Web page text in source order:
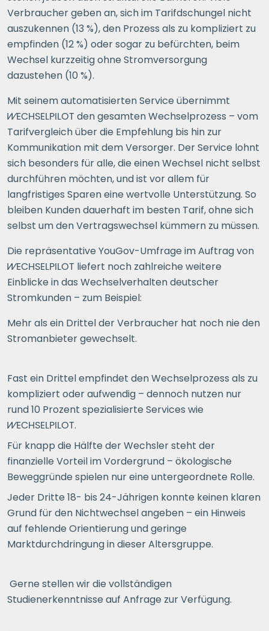
Verbraucher geben an, sich im Tarifdschungel nicht
auszukennen (13 %), den Prozess als zu kompliziert zu
empfinden (12 %) oder sogar zu befürchten, beim
Wechsel kurzzeitig ohne Stromversorgung
dazustehen (10 %).
Mit seinem automatisierten Service übernimmt
WECHSELPILOT den gesamten Wechselprozess – vom
Tarifvergleich über die Empfehlung bis hin zur
Kommunikation mit dem Versorger. Der Service lohnt
sich besonders für alle, die einen Wechsel nicht selbst
durchführen möchten, und ist vor allem für
langfristiges Sparen eine wertvolle Unterstützung. So
bleiben Kunden dauerhaft im besten Tarif, ohne sich
selbst um den Vertragswechsel kümmern zu müssen.
Die repräsentative YouGov-Umfrage im Auftrag von
WECHSELPILOT liefert noch zahlreiche weitere
Einblicke in das Wechselverhalten deutscher
Stromkunden – zum Beispiel:
Mehr als ein Drittel der Verbraucher hat noch nie den
Stromanbieter gewechselt.
Fast ein Drittel empfindet den Wechselprozess als zu
kompliziert oder aufwendig – dennoch nutzen nur
rund 10 Prozent spezialisierte Services wie
WECHSELPILOT.
Für knapp die Hälfte der Wechsler steht der
finanzielle Vorteil im Vordergrund – ökologische
Beweggründe spielen nur eine untergeordnete Rolle.
Jeder Dritte 18- bis 24-Jährigen konnte keinen klaren
Grund für den Nichtwechsel angeben – ein Hinweis
auf fehlende Orientierung und geringe
Marktdurchdringung in dieser Altersgruppe.
Gerne stellen wir die vollständigen
Studienerkenntnisse auf Anfrage zur Verfügung.